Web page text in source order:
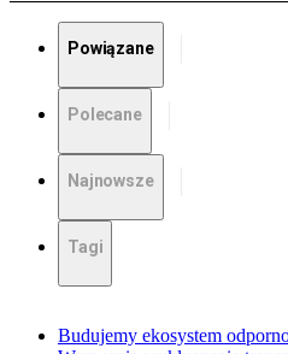
Powiązane
Polecane
Najnowsze
Tagi
Budujemy ekosystem